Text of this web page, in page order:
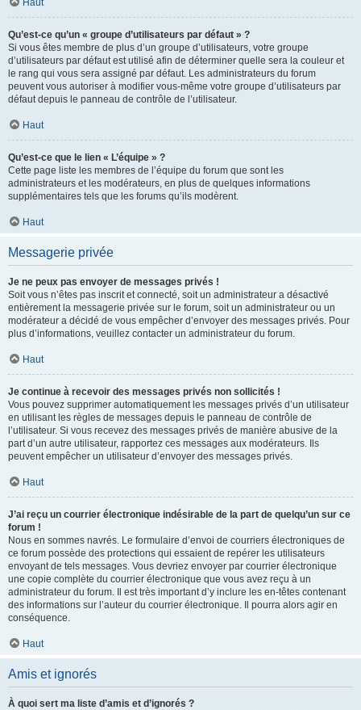
Haut
Qu’est-ce qu’un « groupe d’utilisateurs par défaut » ?
Si vous êtes membre de plus d’un groupe d’utilisateurs, votre groupe
d’utilisateurs par défaut est utilisé afin de déterminer quelle sera la couleur et
le rang qui vous sera assigné par défaut. Les administrateurs du forum
peuvent vous autoriser à modifier vous-même votre groupe d’utilisateurs par
défaut depuis le panneau de contrôle de l’utilisateur.
Haut
Qu’est-ce que le lien « L’équipe » ?
Cette page liste les membres de l’équipe du forum que sont les
administrateurs et les modérateurs, en plus de quelques informations
supplémentaires tels que les forums qu’ils modèrent.
Haut
Messagerie privée
Je ne peux pas envoyer de messages privés !
Soit vous n’êtes pas inscrit et connecté, soit un administrateur a désactivé
entièrement la messagerie privée sur le forum, soit un administrateur ou un
modérateur a décidé de vous empêcher d’envoyer des messages privés. Pour
plus d’informations, veuillez contacter un administrateur du forum.
Haut
Je continue à recevoir des messages privés non sollicités !
Vous pouvez supprimer automatiquement les messages privés d’un utilisateur
en utilisant les règles de messages depuis le panneau de contrôle de
l’utilisateur. Si vous recevez des messages privés de manière abusive de la
part d’un autre utilisateur, rapportez ces messages aux modérateurs. Ils
peuvent empêcher un utilisateur d’envoyer des messages privés.
Haut
J’ai reçu un courrier électronique indésirable de la part de quelqu’un sur ce
forum !
Nous en sommes navrés. Le formulaire d’envoi de courriers électroniques de
ce forum possède des protections qui essaient de repérer les utilisateurs
envoyant de tels messages. Vous devriez envoyer par courrier électronique
une copie complète du courrier électronique que vous avez reçu à un
administrateur du forum. Il est très important d’y inclure les en-têtes contenant
des informations sur l’auteur du courrier électronique. Il pourra alors agir en
conséquence.
Haut
Amis et ignorés
À quoi sert ma liste d’amis et d’ignorés ?